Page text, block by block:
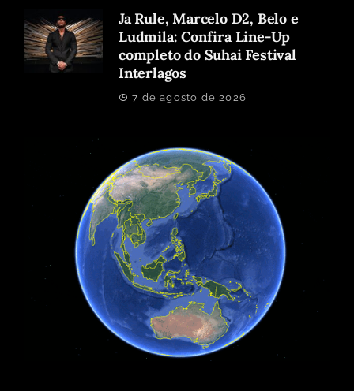
Ja Rule, Marcelo D2, Belo e
Ludmila: Confira Line-Up
completo do Suhai Festival
Interlagos
7 de agosto de 2026